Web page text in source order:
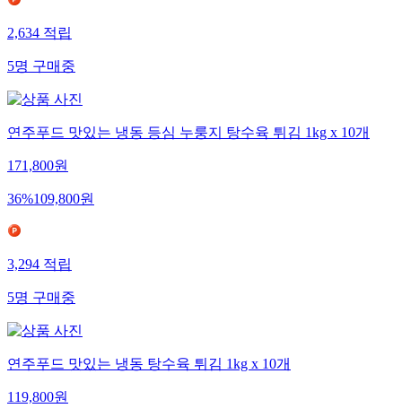
2,634적립
5명구매중
연주푸드 맛있는 냉동 등심 누룽지 탕수육 튀김 1kg x 10개
171,800원
36%109,800원
3,294적립
5명구매중
연주푸드 맛있는 냉동 탕수육 튀김 1kg x 10개
119,800원